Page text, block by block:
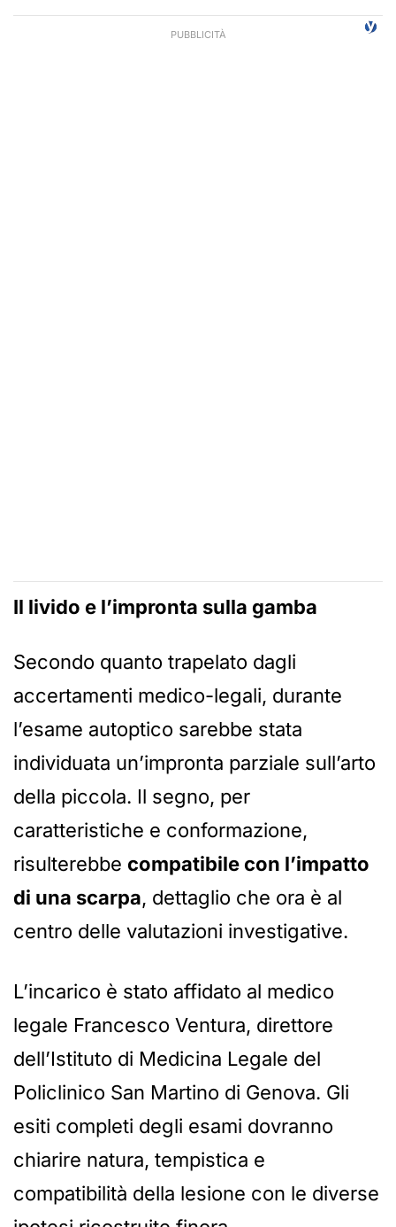
Il livido e l’impronta sulla gamba
Secondo quanto trapelato dagli
accertamenti medico-legali, durante
l’esame autoptico sarebbe stata
individuata un’impronta parziale sull’arto
della piccola. Il segno, per
caratteristiche e conformazione,
risulterebbe compatibile con l’impatto
di una scarpa, dettaglio che ora è al
centro delle valutazioni investigative.
L’incarico è stato affidato al medico
legale Francesco Ventura, direttore
dell’Istituto di Medicina Legale del
Policlinico San Martino di Genova. Gli
esiti completi degli esami dovranno
chiarire natura, tempistica e
compatibilità della lesione con le diverse